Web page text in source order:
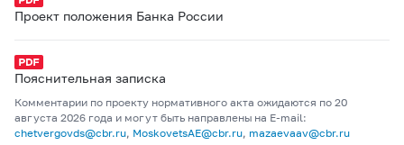
Проект положения Банка России
Пояснительная записка
Комментарии по проекту нормативного акта ожидаются по 20
августа 2026 года и могут быть направлены на E-mail:
chetvergovds@cbr.ru, MoskovetsAE@cbr.ru, mazaevaav@cbr.ru